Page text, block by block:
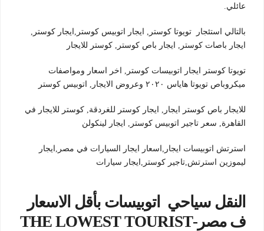
عائلي.
بالتالي استئجار تويوتا كوستر, ايجار اتوبيس كوستر,ايجار كوستر,
ايجار باصات كوستر, ايجار باص كوستر, كوستر للايجار
تويوتا كوستر ايجار اتوبيسات كوستر, اخر اسعار ومواصفات
ميكروباص تويوتا هاياس ٢٠٢٠ وعروض الايجار, اتوبيس كوستر
للايجار باص كوستر ايجار, ايجار كوستر للغردقة, كوستر للايجار في
القاهرة, سعر تاجير اتوبيس كوستر, ايجار لينكولن
استرتش اتوبيسات ايجار,اسعار ايجار السيارات في مصر,ايجار
ليموزين استرتش,تاجير كوستر,ايجار سيارات
النقل سياحي اتوبيسات بأقل الاسعار
ف مصر-THE LOWEST TOURIST